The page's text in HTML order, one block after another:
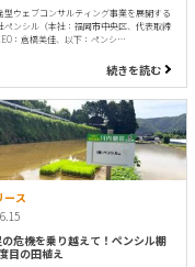
型ウェブコンサルティング事業を展開する
ペンシル（本社：福岡市中央区、代表取締
：倉橋美佳、以下：ペンシ…
続きを読む
ース
危機を乗り越えて！ペンシル棚
目の田植え